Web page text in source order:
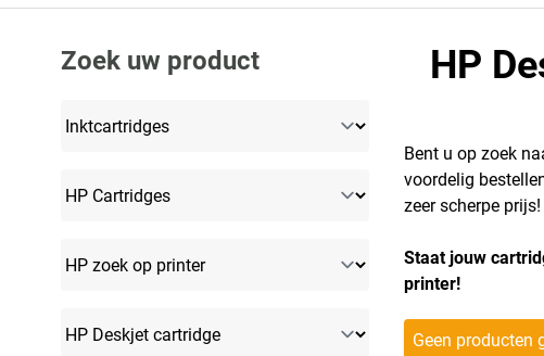
Zoek uw product HP
Bent u op zoek
voordelig
zeer scherpe prijs!
Staat jouw
printer!
Geen producten